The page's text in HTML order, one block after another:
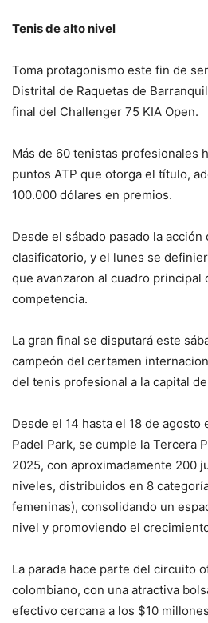
Tenis de alto nivel
Toma protagonismo este fin de
Distrital de Raquetas de
final del Challenger 75 KIA Open.
Más de 60 tenistas profesionales
puntos ATP que otorga el título,
100.000 dólares en premios.
Desde el sábado pasado la
clasificatorio, y el lunes se
que avanzaron al cuadro principal
competencia.
La gran final se disputará este
campeón del certamen
del tenis profesional a la capital
Desde el 14 hasta el 18 de agosto
Padel Park, se cumple la Tercera
2025, con aproximadamente 200
niveles, distribuidos en 8
femeninas), consolidando un
nivel y promoviendo el
La parada hace parte del circuito
colombiano, con una atractiva
efectivo cercana a los $10